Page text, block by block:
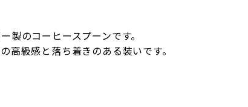
製のコーヒースプーンです。
高級感と落ち着きのある装いです。